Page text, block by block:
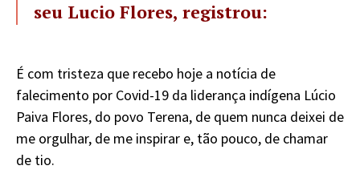
seu Lucio Flores, registrou:
É com tristeza que recebo hoje a notícia de
falecimento por Covid-19 da liderança indígena Lúcio
Paiva Flores, do povo Terena, de quem nunca deixei de
me orgulhar, de me inspirar e, tão pouco, de chamar
de tio.